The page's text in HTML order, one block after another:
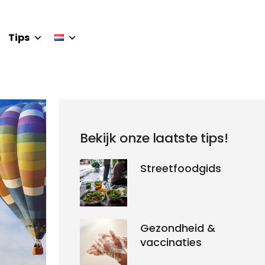
Tips
Bekijk onze laatste tips!
Streetfoodgids
Gezondheid &
vaccinaties